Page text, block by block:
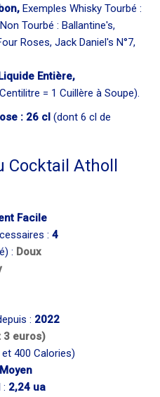
Exemples Whisky Tourbé :
Tourbé : Ballantine's,
Roses, Jack Daniel's N°7,
Entière,
= 1 Cuillère à Soupe).
: 26 cl (dont 6 cl de
Atholl
Facile
: 4
: Doux
: 2022
3 euros)
400 Calories)
Moyen
: 2,24 ua